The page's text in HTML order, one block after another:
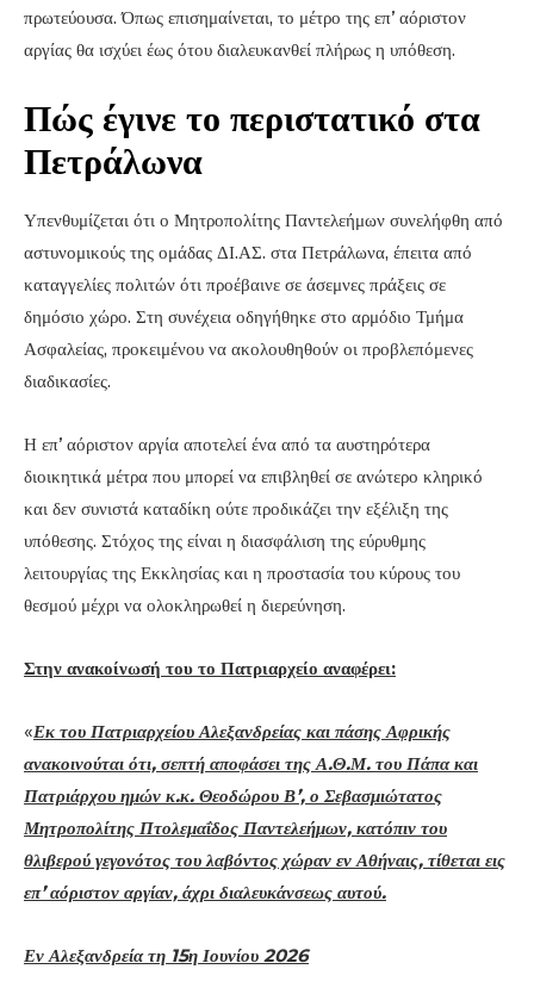
πρωτεύουσα. Όπως επισημαίνεται, το μέτρο της επ’ αόριστον
αργίας θα ισχύει έως ότου διαλευκανθεί πλήρως η υπόθεση.
Πώς έγινε το περιστατικό στα
Πετράλωνα
Υπενθυμίζεται ότι ο Μητροπολίτης Παντελεήμων συνελήφθη από
αστυνομικούς της ομάδας ΔΙ.ΑΣ. στα Πετράλωνα, έπειτα από
καταγγελίες πολιτών ότι προέβαινε σε άσεμνες πράξεις σε
δημόσιο χώρο. Στη συνέχεια οδηγήθηκε στο αρμόδιο Τμήμα
Ασφαλείας, προκειμένου να ακολουθηθούν οι προβλεπόμενες
διαδικασίες.
Η επ’ αόριστον αργία αποτελεί ένα από τα αυστηρότερα
διοικητικά μέτρα που μπορεί να επιβληθεί σε ανώτερο κληρικό
και δεν συνιστά καταδίκη ούτε προδικάζει την εξέλιξη της
υπόθεσης. Στόχος της είναι η διασφάλιση της εύρυθμης
λειτουργίας της Εκκλησίας και η προστασία του κύρους του
θεσμού μέχρι να ολοκληρωθεί η διερεύνηση.
Στην ανακοίνωσή του το Πατριαρχείο αναφέρει:
«Εκ του Πατριαρχείου Αλεξανδρείας και πάσης Αφρικής
ανακοινούται ότι, σεπτή αποφάσει της Α.Θ.Μ. του Πάπα και
Πατριάρχου ημών κ.κ. Θεοδώρου Β’, ο Σεβασμιώτατος
Μητροπολίτης Πτολεμαΐδος Παντελεήμων, κατόπιν του
θλιβερού γεγονότος του λαβόντος χώραν εν Αθήναις, τίθεται εις
επ’ αόριστον αργίαν, άχρι διαλευκάνσεως αυτού.
Εν Αλεξανδρεία τη 15η Ιουνίου 2026